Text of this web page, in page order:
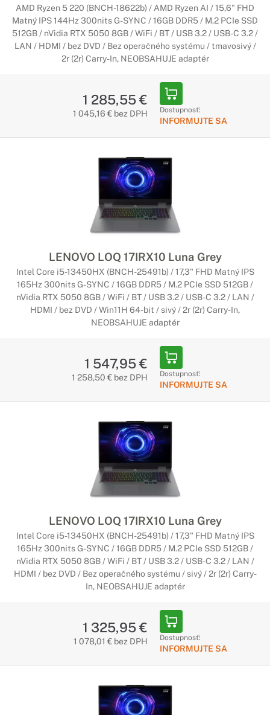
AMD Ryzen 5 220 (BNCH-18622b) / AMD Ryzen AI / 15,6" FHD
Matný IPS 144Hz 300nits G-SYNC / 16GB DDR5 / M.2 PCIe SSD
512GB / nVidia RTX 5050 8GB / WiFi / BT / USB 3.2 / USB-C 3.2 /
LAN / HDMI / bez DVD / Bez operačného systému / tmavosivý /
2r (2r) Carry-In, NEOBSAHUJE adaptér
1 285,55 €
1 045,16 € bez DPH Dostupnosť:
INFORMUJTE SA
LENOVO LOQ 17IRX10 Luna Grey
Intel Core i5-13450HX (BNCH-25491b) / 17,3" FHD Matný IPS
165Hz 300nits G-SYNC / 16GB DDR5 / M.2 PCIe SSD 512GB /
nVidia RTX 5050 8GB / WiFi / BT / USB 3.2 / USB-C 3.2 / LAN /
HDMI / bez DVD / Win11H 64-bit / sivý / 2r (2r) Carry-In,
NEOBSAHUJE adaptér
1 547,95 €
1 258,50 € bez DPH Dostupnosť:
INFORMUJTE SA
LENOVO LOQ 17IRX10 Luna Grey
Intel Core i5-13450HX (BNCH-25491b) / 17,3" FHD Matný IPS
165Hz 300nits G-SYNC / 16GB DDR5 / M.2 PCIe SSD 512GB /
nVidia RTX 5050 8GB / WiFi / BT / USB 3.2 / USB-C 3.2 / LAN /
HDMI / bez DVD / Bez operačného systému / sivý / 2r (2r) Carry-
In, NEOBSAHUJE adaptér
1 325,95 €
1 078,01 € bez DPH Dostupnosť:
INFORMUJTE SA